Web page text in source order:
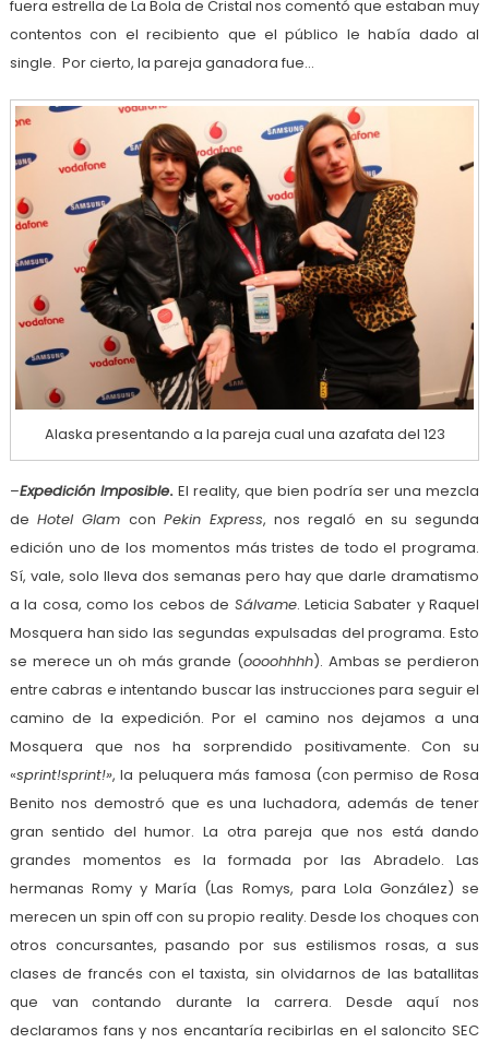
fuera estrella de La Bola de Cristal nos comentó que estaban muy
contentos con el recibiento que el público le había dado al
single. Por cierto, la pareja ganadora fue…
Alaska presentando a la pareja cual una azafata del 123
–Expedición Imposible.El reality, que bien podría ser una mezcla
deHotel Glam con Pekin Express, nos regaló en su segunda
edición uno de los momentos más tristes de todo el programa.
Sí, vale, solo lleva dos semanas pero hay que darle dramatismo
a la cosa, como los cebos de Sálvame. Leticia Sabater y Raquel
Mosquera han sido las segundas expulsadas del programa. Esto
se merece un oh más grande (oooohhhh). Ambas se perdieron
entre cabras e intentando buscar las instrucciones para seguir el
camino de la expedición. Por el camino nos dejamos a una
Mosquera que nos ha sorprendido positivamente. Con su
«sprint!sprint!», la peluquera más famosa (con permiso de Rosa
Benito nos demostró que es una luchadora, además de tener
gran sentido del humor. La otra pareja que nos está dando
grandes momentos es la formada por las Abradelo. Las
hermanas Romy y María (Las Romys, para Lola González) se
merecen un spin off con su propio reality. Desde los choques con
otros concursantes, pasando por sus estilismos rosas, a sus
clases de francés con el taxista, sin olvidarnos de las batallitas
que van contando durante la carrera. Desde aquí nos
declaramos fans y nos encantaría recibirlas en el saloncito SEC